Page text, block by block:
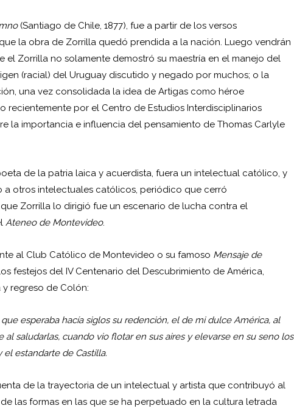
(Santiago de Chile, 1877), fue a partir de los versos
que la obra de Zorrilla quedó prendida a la nación. Luego vendrán
el Zorrilla no solamente demostró su maestría en el manejo del
(racial) del Uruguay discutido y negado por muchos; o la
una vez consolidada la idea de Artigas como héroe
recientemente por el Centro de Estudios Interdisciplinarios
la importancia e influencia del pensamiento de Thomas Carlyle
de la patria laica y acuerdista, fuera un intelectual católico, y
a otros intelectuales católicos, periódico que cerró
Zorrilla lo dirigió fue un escenario de lucha contra el
Ateneo de Montevideo.
al Club Católico de Montevideo o su famoso Mensaje de
festejos del IV Centenario del Descubrimiento de América,
regreso de Colón:
esperaba hacía siglos su redención, el de mi dulce América, al
saludarlas, cuando vio flotar en sus aires y elevarse en su seno los
estandarte de Castilla.
de la trayectoria de un intelectual y artista que contribuyó al
las formas en las que se ha perpetuado en la cultura letrada